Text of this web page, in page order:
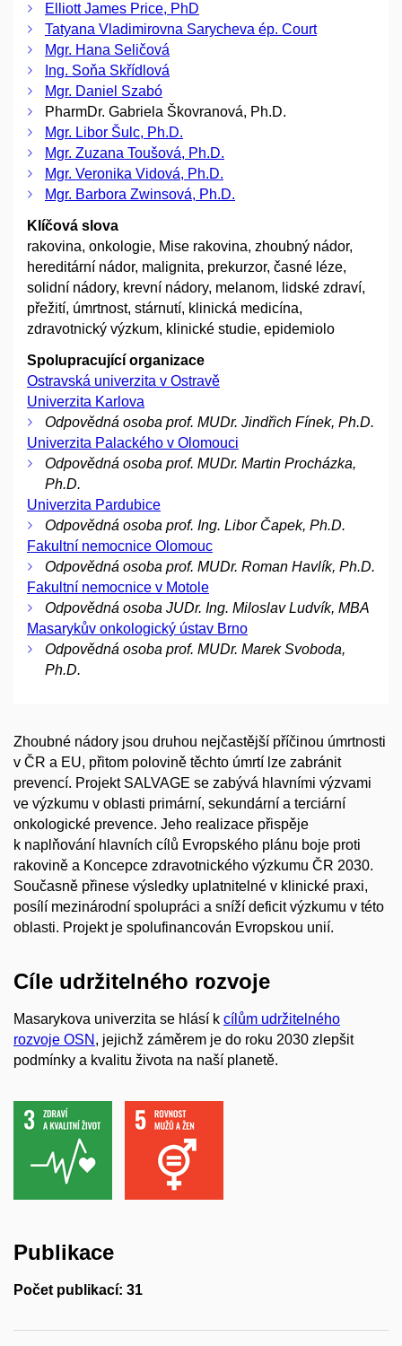
Elliott James Price, PhD
Tatyana Vladimirovna Sarycheva ép. Court
Mgr. Hana Seličová
Ing. Soňa Skřídlová
Mgr. Daniel Szabó
PharmDr. Gabriela Škovranová, Ph.D.
Mgr. Libor Šulc, Ph.D.
Mgr. Zuzana Toušová, Ph.D.
Mgr. Veronika Vidová, Ph.D.
Mgr. Barbora Zwinsová, Ph.D.
Klíčová slova
rakovina, onkologie, Mise rakovina, zhoubný nádor,
hereditární nádor, malignita, prekurzor, časné léze,
solidní nádory, krevní nádory, melanom, lidské zdraví,
přežití, úmrtnost, stárnutí, klinická medicína,
zdravotnický výzkum, klinické studie, epidemiolo
Spolupracující organizace
Ostravská univerzita v Ostravě
Univerzita Karlova
Odpovědná osoba prof. MUDr. Jindřich Fínek, Ph.D.
Univerzita Palackého v Olomouci
Odpovědná osoba prof. MUDr. Martin Procházka,
Ph.D.
Univerzita Pardubice
Odpovědná osoba prof. Ing. Libor Čapek, Ph.D.
Fakultní nemocnice Olomouc
Odpovědná osoba prof. MUDr. Roman Havlík, Ph.D.
Fakultní nemocnice v Motole
Odpovědná osoba JUDr. Ing. Miloslav Ludvík, MBA
Masarykův onkologický ústav Brno
Odpovědná osoba prof. MUDr. Marek Svoboda,
Ph.D.
Zhoubné nádory jsou druhou nejčastější příčinou úmrtnosti
v ČR a EU, přitom polovině těchto úmrtí lze zabránit
prevencí. Projekt SALVAGE se zabývá hlavními výzvami
ve výzkumu v oblasti primární, sekundární a terciární
onkologické prevence. Jeho realizace přispěje
k naplňování hlavních cílů Evropského plánu boje proti
rakovině a Koncepce zdravotnického výzkumu ČR 2030.
Současně přinese výsledky uplatnitelné v klinické praxi,
posílí mezinárodní spolupráci a sníží deficit výzkumu v této
oblasti. Projekt je spolufinancován Evropskou unií.
Cíle udržitelného rozvoje
Masarykova univerzita se hlásí k cílům udržitelného
rozvoje OSN , jejichž záměrem je do roku 2030 zlepšit
podmínky a kvalitu života na naší planetě.
Publikace
Počet publikací: 31